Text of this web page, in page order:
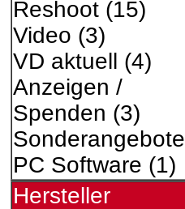
Reshoot (15)
Video (3)
VD aktuell (4)
Anzeigen /
Spenden (3)
Sonderangebote
PC Software (1)
Hersteller